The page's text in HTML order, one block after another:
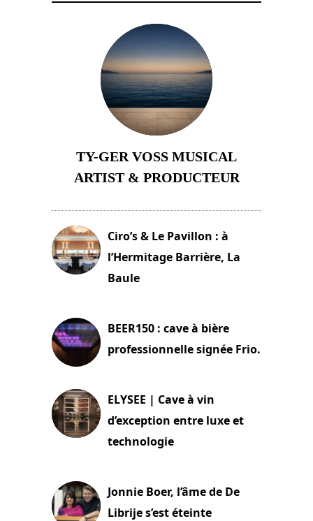
TY-GER VOSS MUSICAL
ARTIST & PRODUCTEUR
Ciro’s & Le Pavillon : à
l’Hermitage Barrière, La
Baule
BEER150 : cave à bière
professionnelle signée Frio.
ELYSEE | Cave à vin
d’exception entre luxe et
technologie
Jonnie Boer, l’âme de De
Librije s’est éteinte